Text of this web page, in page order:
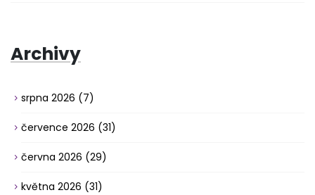
Archivy
srpna 2026 (7)
července 2026 (31)
června 2026 (29)
května 2026 (31)